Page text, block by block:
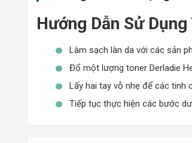
Hướng Dẫn Sử
Làm sạch làn da với các sản
Đổ một lượng toner Derladie
Lấy hai tay vỗ nhẹ để các tinh
Tiếp tục thực hiện các bước